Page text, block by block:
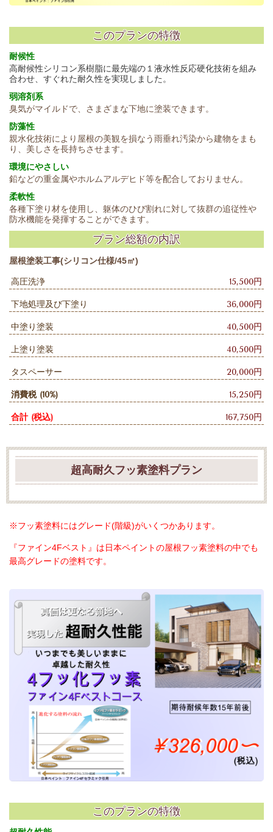
このプランの特徴
耐候性
高耐候性シリコン系樹脂に最先端の１液水性反応硬化技術を組み
合わせ、すぐれた耐久性を実現しました。
弱溶剤系
臭気がマイルドで、さまざまな下地に塗装できます。
防藻性
親水化技術により屋根の美観を損なう雨垂れ汚染から建物をまも
り、美しさを長持ちさせます。
環境にやさしい
鉛などの重金属やホルムアルデヒド等を配合しておりません。
柔軟性
各種下塗り材を使用し、躯体のひび割れに対して抜群の追従性や
防水機能を発揮することができます。
プラン総額の内訳
屋根塗装工事(シリコン仕様/45㎡)
高圧洗浄 15,500円
下地処理及び下塗り 36,000円
中塗り塗装 40,500円
上塗り塗装 40,500円
タスペーサー 20,000円
消費税 (10%) 15,250円
合計 (税込) 167,750円
超高耐久フッ素塗料プラン
※フッ素塗料にはグレード(階級)がいくつかあります。
『ファイン4Fベスト』は日本ペイントの屋根フッ素塗料の中でも
最高グレードの塗料です。
このプランの特徴